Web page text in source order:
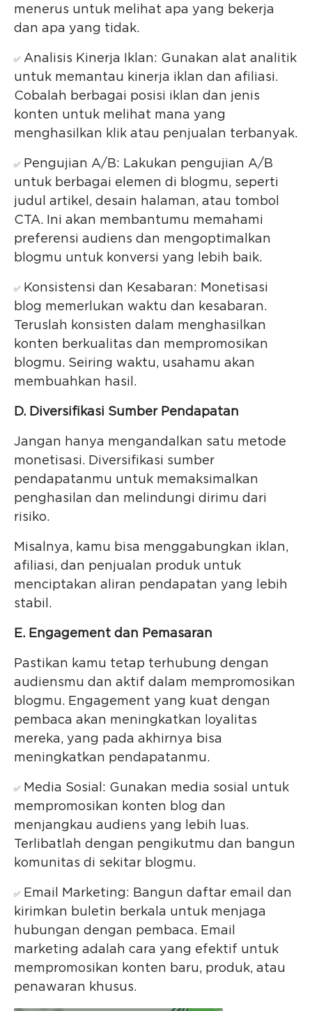
menerus untuk melihat apa yang bekerja
dan apa yang tidak.
✅ Analisis Kinerja Iklan: Gunakan alat analitik
untuk memantau kinerja iklan dan afiliasi.
Cobalah berbagai posisi iklan dan jenis
konten untuk melihat mana yang
menghasilkan klik atau penjualan terbanyak.
✅
Pengujian A/B: Lakukan pengujian A/B
untuk berbagai elemen di blogmu, seperti
judul artikel, desain halaman, atau tombol
CTA. Ini akan membantumu memahami
preferensi audiens dan mengoptimalkan
blogmu untuk konversi yang lebih baik.
✅
Konsistensi dan Kesabaran: Monetisasi
blog memerlukan waktu dan kesabaran.
Teruslah konsisten dalam menghasilkan
konten berkualitas dan mempromosikan
blogmu. Seiring waktu, usahamu akan
membuahkan hasil.
D. Diversifikasi Sumber Pendapatan
Jangan hanya mengandalkan satu metode
monetisasi. Diversifikasi sumber
pendapatanmu untuk memaksimalkan
penghasilan dan melindungi dirimu dari
risiko.
Misalnya, kamu bisa menggabungkan iklan,
afiliasi, dan penjualan produk untuk
menciptakan aliran pendapatan yang lebih
stabil.
E. Engagement dan Pemasaran
Pastikan kamu tetap terhubung dengan
audiensmu dan aktif dalam mempromosikan
blogmu. Engagement yang kuat dengan
pembaca akan meningkatkan loyalitas
mereka, yang pada akhirnya bisa
meningkatkan pendapatanmu.
✅
Media Sosial: Gunakan media sosial untuk
mempromosikan konten blog dan
menjangkau audiens yang lebih luas.
Terlibatlah dengan pengikutmu dan bangun
komunitas di sekitar blogmu.
✅
Email Marketing: Bangun daftar email dan
kirimkan buletin berkala untuk menjaga
hubungan dengan pembaca. Email
marketing adalah cara yang efektif untuk
mempromosikan konten baru, produk, atau
penawaran khusus.